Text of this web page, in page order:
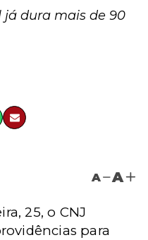
já dura mais de 90
A A
25, o CNJ
para